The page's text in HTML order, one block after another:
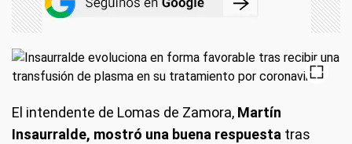
El intendente de Lomas de Zamora, Martín
Insaurralde, mostró una buena respuesta tras